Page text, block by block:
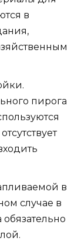
в
пирога
в
случае в
обязательно